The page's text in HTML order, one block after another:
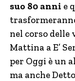
suo 80 anni e
nel corso delle
Mattina a E’
per Oggi è un
ma anche